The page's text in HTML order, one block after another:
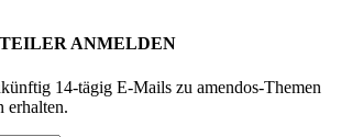
ANMELDEN
14-tägig E-Mails zu amendos-Themen
erhalten.